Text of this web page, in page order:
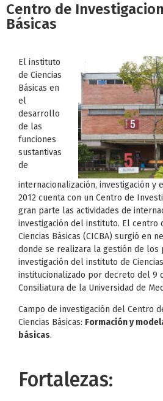
Centro de
Básicas
El instituto
de Ciencias
Básicas en
el
desarrollo
de las
funciones
sustantivas
de
internacionalización, investigación y
2012 cuenta con un Centro de
gran parte las actividades de
investigación del instituto. El centro
Ciencias Básicas (CICBA) surgió en
donde se realizara la gestión de los
investigación del instituto de
institucionalizado por decreto del 9
Consiliatura de la Universidad de
Campo de investigación del Centro
Ciencias Básicas: Formación y
básicas.
Fortalezas: